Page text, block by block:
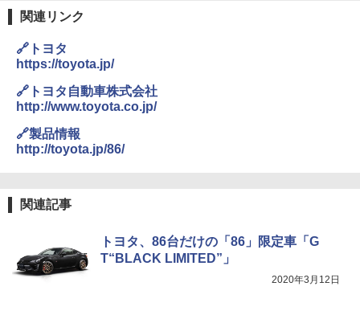
関連リンク
🔗トヨタ
https://toyota.jp/
🔗トヨタ自動車株式会社
http://www.toyota.co.jp/
🔗製品情報
http://toyota.jp/86/
関連記事
トヨタ、86台だけの「86」限定車「G
T“BLACK LIMITED”」
2020年3月12日